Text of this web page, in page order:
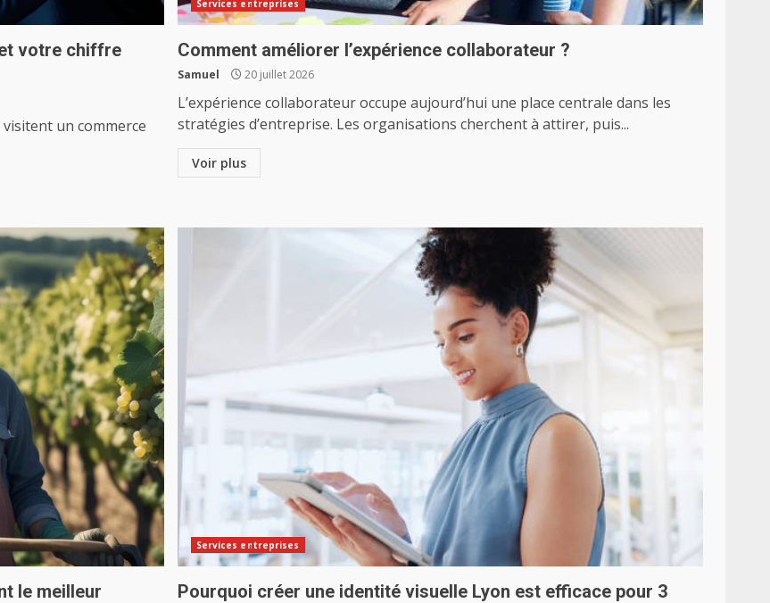
votre chiffre
un commerce
Services entreprises
Comment améliorer l’expérience collaborateur ?
Samuel 20 juillet 2026
L’expérience collaborateur occupe aujourd’hui une place centrale dans les
stratégies d’entreprise. Les organisations cherchent à attirer, puis...
Voir plus
le meilleur
Services entreprises
Pourquoi créer une identité visuelle Lyon est efficace pour 3